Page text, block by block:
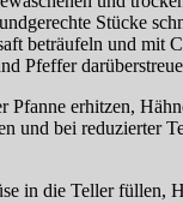
Stücke
beträufeln und mit
Pfeffer
Pfanne erhitzen,
und bei reduzierter
in die Teller füllen,